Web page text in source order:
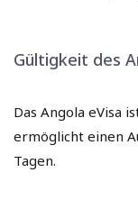
Gültigkeit des
Das Angola eVisa
ermöglicht einen
Tagen.